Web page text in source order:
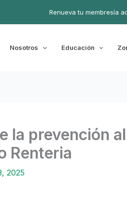
Renueva tu membresía
Nosotros Educación
la prevención
Renteria
2025